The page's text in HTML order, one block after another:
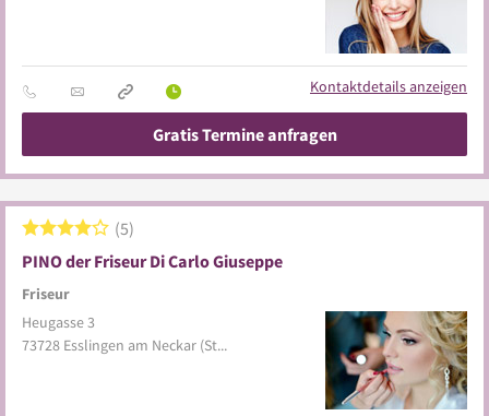
Kontaktdetails anzeigen
Gratis Termine anfragen
PINO der Friseur Di Carlo Giuseppe
Friseur
5
Heugasse 3
73728 Esslingen am Neckar (Stadtmitte)